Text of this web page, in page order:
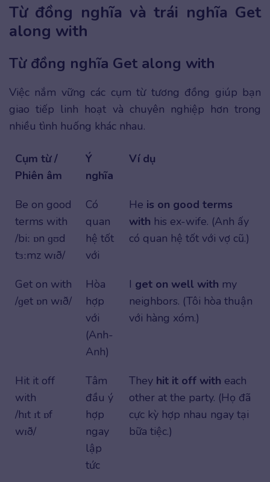
Từ đồng nghĩa và trái nghĩa Get
along with
Từ đồng nghĩa Get along with
Việc nắm vững các cụm từ tương đồng giúp bạn
giao tiếp linh hoạt và chuyên nghiệp hơn trong
nhiều tình huống khác nhau.
Cụm từ /
Phiên âm
Ý
nghĩa
Ví dụ
Be on good
terms with
/biː ɒn ɡʊd
tɜːmz wɪð/
Có
quan
hệ tốt
với
He is on good terms
with his ex-wife. (Anh ấy
có quan hệ tốt với vợ cũ.)
Get on with
/ɡet ɒn wɪð/
Hòa
hợp
với
(Anh-
Anh)
I get on well with my
neighbors. (Tôi hòa thuận
với hàng xóm.)
Hit it off
with
/hɪt ɪt ɒf
wɪð/
Tâm
đầu ý
hợp
ngay
lập
tức
They hit it off with each
other at the party. (Họ đã
cực kỳ hợp nhau ngay tại
bữa tiệc.)